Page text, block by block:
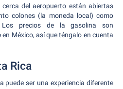
del aeropuerto están abiertas
colones (la moneda local) como
Los precios de la gasolina son
México, así que téngalo en cuenta
Rica
puede ser una experiencia diferente